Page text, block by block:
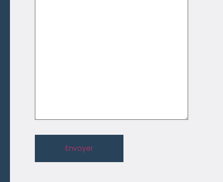
Envoyer